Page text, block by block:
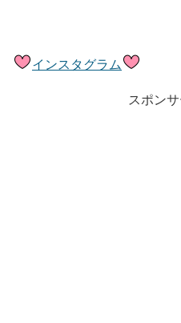
インスタグラム
スポン